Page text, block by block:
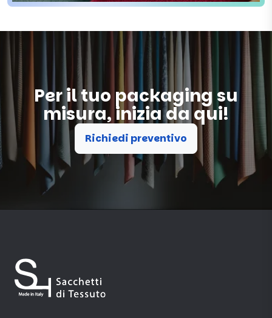
Per il tuo packaging su
misura, inizia da qui!
Richiedi preventivo